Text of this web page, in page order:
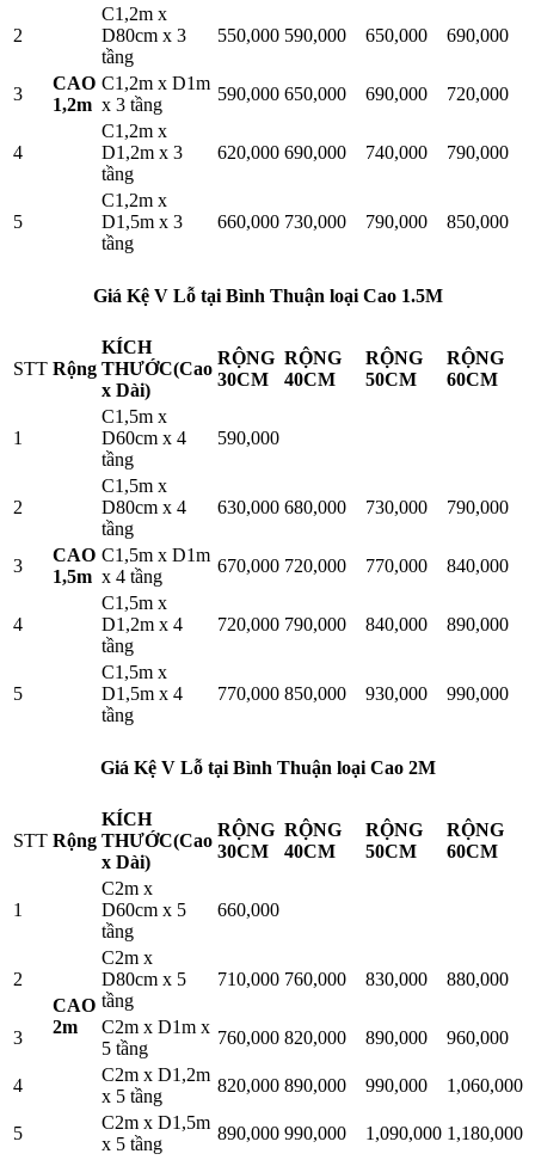
CAO
1,2m
2
C1,2m x
D80cm x 3
tầng
550,000 590,000 650,000 690,000
3
C1,2m x D1m
x 3 tầng
590,000 650,000 690,000 720,000
4
C1,2m x
D1,2m x 3
tầng
620,000 690,000 740,000 790,000
5
C1,2m x
D1,5m x 3
tầng
660,000 730,000 790,000 850,000
Giá Kệ V Lỗ tại Bình Thuận loại Cao 1.5M
STT Rộng
KÍCH
THƯỚC(Cao
x Dài)
RỘNG
30CM
RỘNG
40CM
RỘNG
50CM
RỘNG
60CM
1
CAO
1,5m
C1,5m x
D60cm x 4
tầng
590,000
2
C1,5m x
D80cm x 4
tầng
630,000 680,000 730,000 790,000
3
C1,5m x D1m
x 4 tầng
670,000 720,000 770,000 840,000
4
C1,5m x
D1,2m x 4
tầng
720,000 790,000 840,000 890,000
5
C1,5m x
D1,5m x 4
tầng
770,000 850,000 930,000 990,000
Giá Kệ V Lỗ tại Bình Thuận loại Cao 2M
STT Rộng
KÍCH
THƯỚC(Cao
x Dài)
RỘNG
30CM
RỘNG
40CM
RỘNG
50CM
RỘNG
60CM
1
CAO
2m
C2m x
D60cm x 5
tầng
660,000
2
C2m x
D80cm x 5
tầng
710,000 760,000 830,000 880,000
3
C2m x D1m x
5 tầng
760,000 820,000 890,000 960,000
4
C2m x D1,2m
x 5 tầng
820,000 890,000 990,000 1,060,000
5
C2m x D1,5m
x 5 tầng
890,000 990,000 1,090,000 1,180,000